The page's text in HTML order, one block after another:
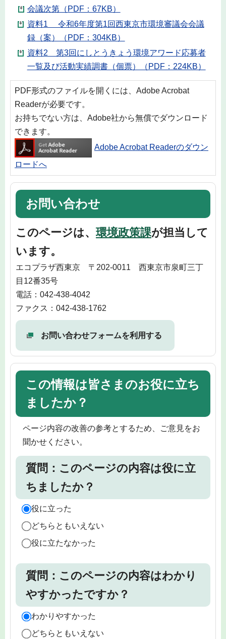
会議次第（PDF：67KB）
資料1 令和6年度第1回西東京市環境審議会会議
録（案）（PDF：304KB）
資料2 第3回にしとうきょう環境アワード応募者
一覧及び活動実績調書（個票）（PDF：224KB）
PDF形式のファイルを開くには、Adobe Acrobat
Readerが必要です。
お持ちでない方は、Adobe社から無償でダウンロード
できます。
Adobe Acrobat Readerのダウン
ロードへ
お問い合わせ
このページは、環境政策課が担当して
います。
エコプラザ西東京 〒202-0011 西東京市泉町三丁
目12番35号
電話：042-438-4042
ファクス：042-438-1762
お問い合わせフォームを利用する
この情報は皆さまのお役に立ち
ましたか？
ページ内容の改善の参考とするため、ご意見をお
聞かせください。
質問：このページの内容は役に立
ちましたか？
役に立った
どちらともいえない
役に立たなかった
質問：このページの内容はわかり
やすかったですか？
わかりやすかった
どちらともいえない